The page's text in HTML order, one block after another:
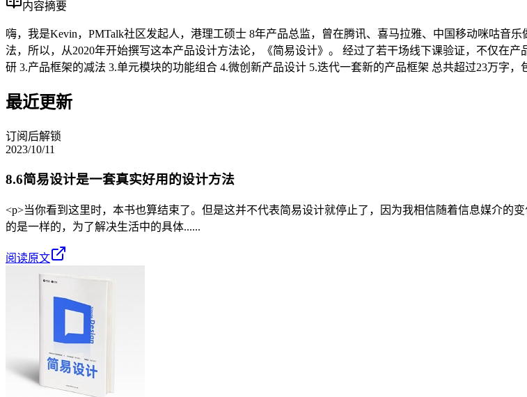
内容摘要
嗨，我是Kevin，PMTalk社区发起人，港理工硕士 8年产品总监，曾在腾讯、喜马拉雅、中国移动咪咕音
法，所以，从2020年开始撰写这本产品设计方法论，《简易设计》。 经过了若干场线下课验证，不仅在
研 3.产品框架的减法 3.单元模块的功能组合 4.微创新产品设计 5.迭代一套新的产品框架 总共超过23万字，
最近更新
订阅后解锁
2023/10/11
8.6简易设计是一套真实好用的设计方法
<p>当你看到这里时，本书也算结束了。但是这并不代表简易设计就停止了，因为我相信随着信息媒介的
的是一样的，为了解决生活中的具体......
阅读原文